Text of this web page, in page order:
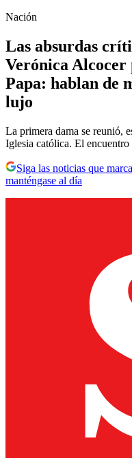
Nación
Las absurdas
Verónica Alcocer
Papa: hablan de
lujo
La primera dama se reunió,
Iglesia católica. El
Siga las noticias que
manténgase al día